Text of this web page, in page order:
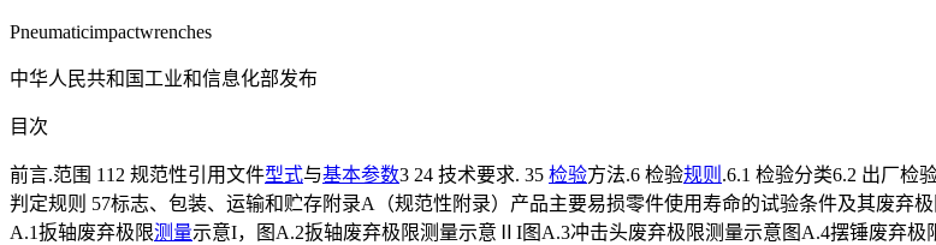
Pneumaticimpactwrenches
中华人民共和国工业和信息化部发布
目次
前言.范围 112 规范性引用文件型式与基本参数3 24 技术要求. 35 检验方法.6 检验规则 .6.1 检验分类6.2 出厂检
判定规则 57标志、包装、运输和贮存附录A（规范性附录）产品主要易损零件使用寿命的试验条件及其废弃
A.1扳轴废弃极限测量示意I，图A.2扳轴废弃极限测量示意ⅡI图A.3冲击头废弃极限测量示意图A.4摆锤废弃